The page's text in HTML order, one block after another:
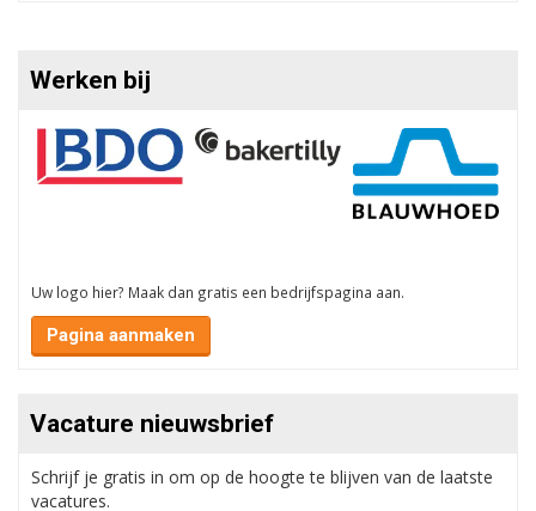
Werken bij
Uw logo hier? Maak dan gratis een bedrijfspagina aan.
Pagina aanmaken
Vacature nieuwsbrief
Schrijf je gratis in om op de hoogte te blijven van de laatste
vacatures.